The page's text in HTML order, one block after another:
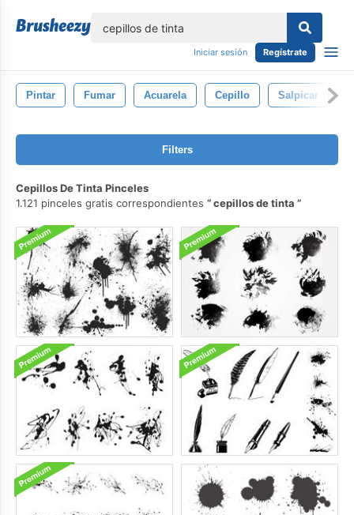
Iniciar sesión Regístrate
Pintar Fumar Acuarela Cepillo Salpicar
Filters
Cepillos De Tinta Pinceles
1.121 pinceles gratis correspondientes
cepillos de tinta